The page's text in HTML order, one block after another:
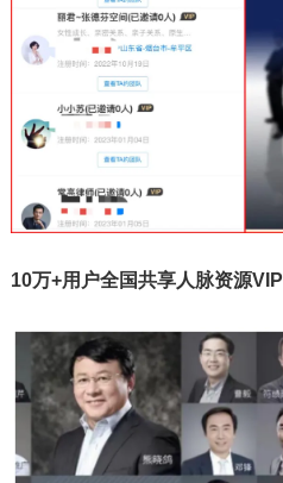
10万+用户全国共享人脉资源VIP